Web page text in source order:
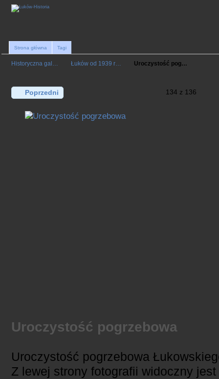
Strona główna Tagi
Historyczna gal… Łuków od 1939 r… Uroczystość pog…
Poprzedni 134 z 136
Uroczystość pogrzebowa
Uroczystość pogrzebowa
Z lewej strony fotografii widoczny